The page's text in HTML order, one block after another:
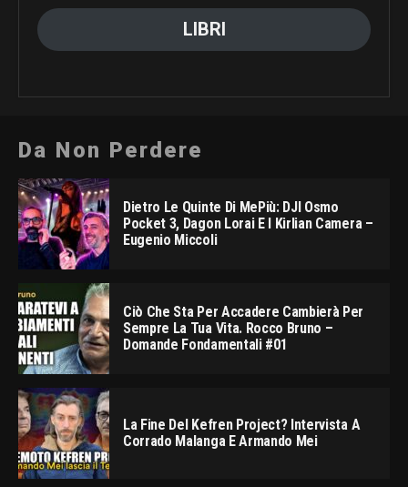
LIBRI
Da Non Perdere
Dietro Le Quinte Di MePiù: DJI Osmo
Pocket 3, Dagon Lorai E I Kirlian Camera –
Eugenio Miccoli
Ciò Che Sta Per Accadere Cambierà Per
Sempre La Tua Vita. Rocco Bruno –
Domande Fondamentali #01
La Fine Del Kefren Project? Intervista A
Corrado Malanga E Armando Mei